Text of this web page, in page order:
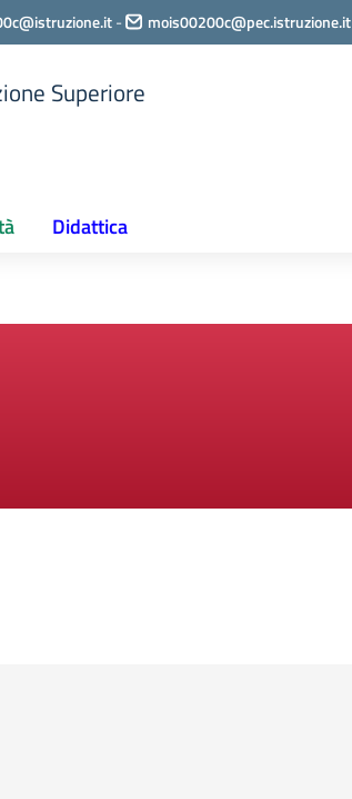
- mois00200c@pec.istruzione.it
Superiore
Didattica